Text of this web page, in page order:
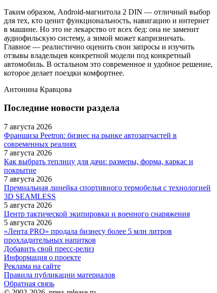
Таким образом, Android-магнитола 2 DIN — отличный выбор
для тех, кто ценит функциональность, навигацию и интернет
в машине. Но это не лекарство от всех бед: она не заменит
аудиофильскую систему, а зимой может капризничать.
Главное — реалистично оценить свои запросы и изучить
отзывы владельцев конкретной модели под конкретный
автомобиль. В остальном это современное и удобное решение,
которое делает поездки комфортнее.
Антонина Кравцова
Последние новости раздела
7 августа 2026
Франшиза Peetron: бизнес на рынке автозапчастей в
современных реалиях
7 августа 2026
Как выбрать теплицу для дачи: размеры, форма, каркас и
покрытие
7 августа 2026
Премиальная линейка спортивного термобелья с технологией
3D SEAMLESS
5 августа 2026
Центр тактической экипировки и военного снаряжения
5 августа 2026
«Лента PRO» продала бизнесу более 5 млн литров
прохладительных напитков
Добавить свой пресс-релиз
Информация о проекте
Реклама на сайте
Правила публикации материалов
Обратная связь